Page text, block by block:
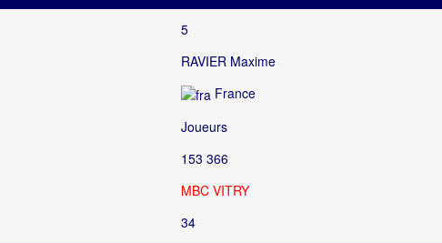
5
RAVIER Maxime
France
Joueurs
153 366
MBC VITRY
34